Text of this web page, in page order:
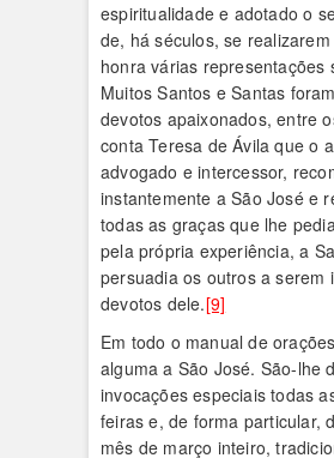
espiritualidade e adotado o
de, há séculos, se
honra várias representações
Muitos Santos e Santas
devotos apaixonados, entre
conta Teresa de Ávila que o
advogado e intercessor,
instantemente a São José e
todas as graças que lhe
pela própria experiência, a
persuadia os outros a serem
devotos dele.[9]
Em todo o manual de
alguma a São José. São-lhe
invocações especiais todas
feiras e, de forma particular,
mês de março inteiro,